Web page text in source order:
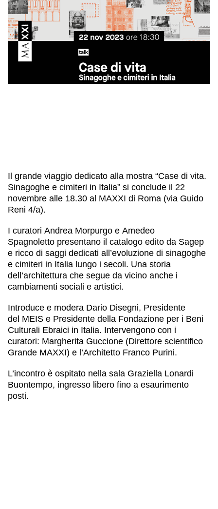
IL NOSTRO STAFF
EDUCAZIONE
SCUOLE
INSEGNANTI
GIOVANI, ADULTI
CULTURA EBRAICA
CAPIRE L’EBRAISMO
CALENDARIO & FESTIVITÀ
SHOAH
Il grande viaggio dedicato alla mostra “Case di vita.
Sinagoghe e cimiteri in Italia” si conclude il 22
novembre alle 18.30 al MAXXI di Roma (via Guido
Reni 4/a).
I curatori Andrea Morpurgo e Amedeo
Spagnoletto presentano il catalogo edito da Sagep
e ricco di saggi dedicati all’evoluzione di sinagoghe
e cimiteri in Italia lungo i secoli. Una storia
dell’architettura che segue da vicino anche i
cambiamenti sociali e artistici.
Introduce e modera Dario Disegni, Presidente
del MEIS e Presidente della Fondazione per i Beni
Culturali Ebraici in Italia. Intervengono con i
curatori: Margherita Guccione (Direttore scientifico
Grande MAXXI) e l’Architetto Franco Purini.
L’incontro è ospitato nella sala Graziella Lonardi
Buontempo, ingresso libero fino a esaurimento
posti.